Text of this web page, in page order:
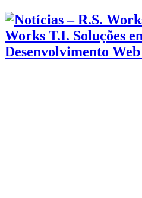
Works T.I. Soluções
Desenvolvimento